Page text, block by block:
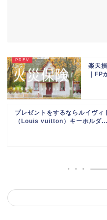
楽天
｜FP
プレゼントをするならルイヴィ
（Louis vuitton）キーホルダ...